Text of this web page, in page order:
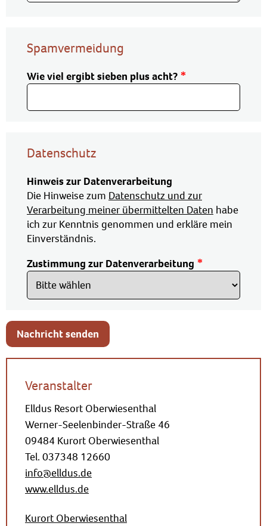
Spamvermeidung
Wie viel ergibt sieben plus acht?
Datenschutz
Hinweis zur Datenverarbeitung
Die Hinweise zum Datenschutz und zur
Verarbeitung meiner übermittelten Daten habe
ich zur Kenntnis genommen und erkläre mein
Einverständnis.
Zustimmung zur Datenverarbeitung
Nachricht senden
Veranstalter
Elldus Resort Oberwiesenthal
Werner-Seelenbinder-Straße 46
09484 Kurort Oberwiesenthal
Tel. 037348 12660
info@elldus.de
www.elldus.de
Kurort Oberwiesenthal